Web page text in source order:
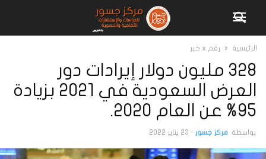
الرئيسية رقم x خبر
328 مليون دولار إيرادات دور
العرض السعودية في 2021 بزيادة
95% عن العام 2020.
بواسطة مركز جسور - 23 يناير 2022